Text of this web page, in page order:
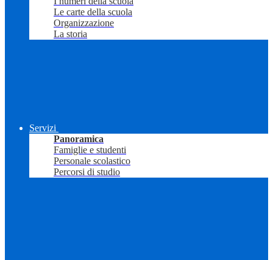
Le carte della scuola
Organizzazione
La storia
Servizi
Panoramica
Famiglie e studenti
Personale scolastico
Percorsi di studio